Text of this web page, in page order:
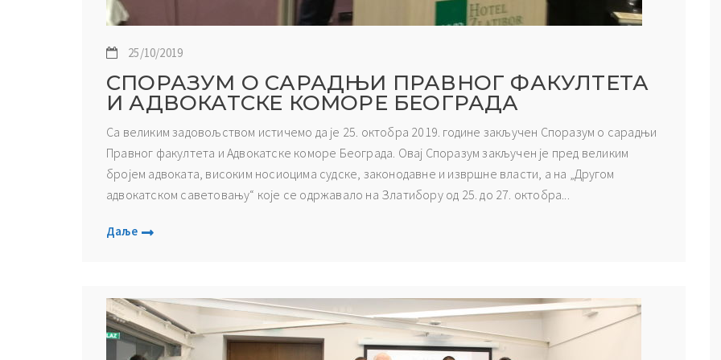
25/10/2019
СПОРАЗУМ О САРАДЊИ ПРАВНОГ ФАКУЛТЕТА
И АДВОКАТСКЕ КОМОРЕ БЕОГРАДА
Са великим задовољством истичемо да је 25. октобра 2019. године закључен Споразум о сарадњи
Правног факултета и Адвокатске коморе Београда. Овај Споразум закључен је пред великим
бројем адвоката, високим носиоцима судске, законодавне и извршне власти, а на „Другом
адвокатском саветовању“ које се одржавало на Златибору од 25. до 27. октобра...
Даље